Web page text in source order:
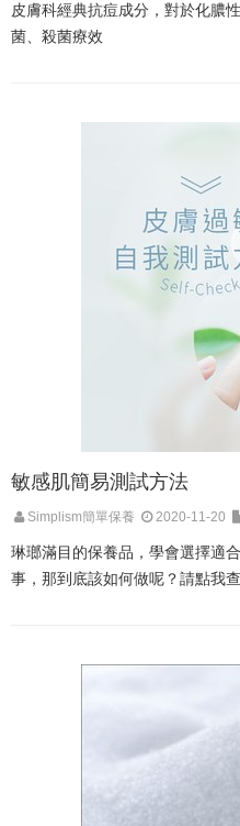
皮膚科經典抗痘成分，對於化膿
菌、殺菌療效
敏感肌簡易測試方法
Simplism簡單保養 2020-11-20
琳瑯滿目的保養品，學會選擇適
事，那到底該如何做呢？請點我